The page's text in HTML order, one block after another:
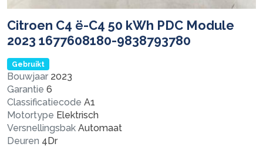
Citroen C4 ë-C4 50 kWh PDC Module
2023 1677608180-9838793780
Gebruikt
Bouwjaar 2023
Garantie 6
Classificatiecode A1
Motortype Elektrisch
Versnellingsbak Automaat
Deuren 4Dr